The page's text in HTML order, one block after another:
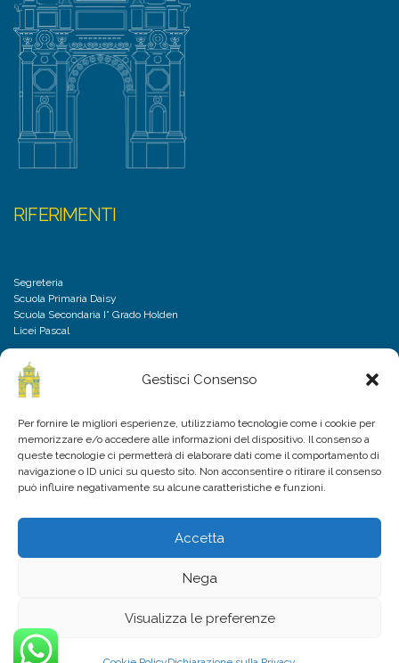
Gestisci Consenso
Per fornire le migliori esperienze, utilizziamo tecnologie come i cookie per
memorizzare e/o accedere alle informazioni del dispositivo. Il consenso a
queste tecnologie ci permetterà di elaborare dati come il comportamento di
navigazione o ID unici su questo sito. Non acconsentire o ritirare il consenso
può influire negativamente su alcune caratteristiche e funzioni.
Accetta
Nega
Visualizza le preferenze
RIFERIMENTI
Segreteria
Scuola Primaria Daisy
Scuola Secondaria I° Grado Holden
Licei Pascal
DISCLAIMER
Privacy Policy
Cookies Policy
Domande frequenti
P.IVA 11092270013